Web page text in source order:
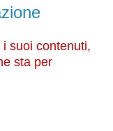
suoi contenuti,
sta per